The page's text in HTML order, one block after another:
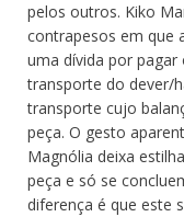
pelos outros. Kiko
contrapesos em que
uma dívida por
transporte do dever/
transporte cujo
peça. O gesto
Magnólia deixa
peça e só se
diferença é que este